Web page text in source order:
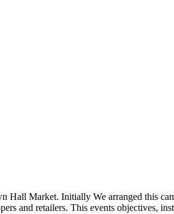
Hall Market. Initially We arranged this
and retailers. This events objectives,